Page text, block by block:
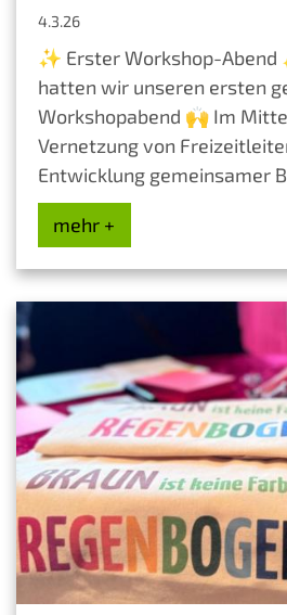
4.3.26
✨ Erster Workshop-Abend
hatten wir unseren ersten
Workshopabend 🙌 Im
Vernetzung von
Entwicklung gemeinsamer
mehr +